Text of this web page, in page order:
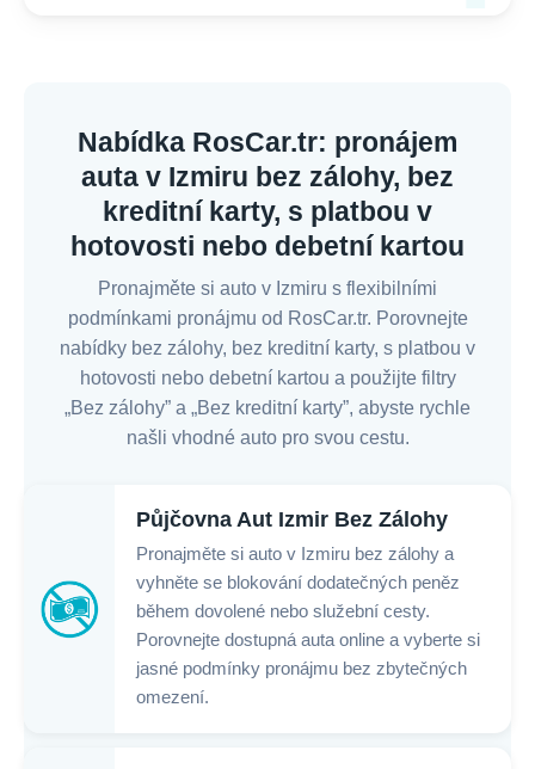
Nabídka RosCar.tr: pronájem
auta v Izmiru bez zálohy, bez
kreditní karty, s platbou v
hotovosti nebo debetní kartou
Pronajměte si auto v Izmiru s flexibilními
podmínkami pronájmu od RosCar.tr. Porovnejte
nabídky bez zálohy, bez kreditní karty, s platbou v
hotovosti nebo debetní kartou a použijte filtry
„Bez zálohy” a „Bez kreditní karty”, abyste rychle
našli vhodné auto pro svou cestu.
Půjčovna Aut Izmir Bez Zálohy
Pronajměte si auto v Izmiru bez zálohy a
vyhněte se blokování dodatečných peněz
během dovolené nebo služební cesty.
Porovnejte dostupná auta online a vyberte si
jasné podmínky pronájmu bez zbytečných
omezení.